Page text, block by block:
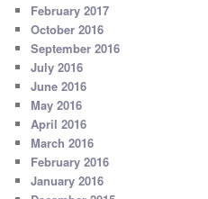
February 2017
October 2016
September 2016
July 2016
June 2016
May 2016
April 2016
March 2016
February 2016
January 2016